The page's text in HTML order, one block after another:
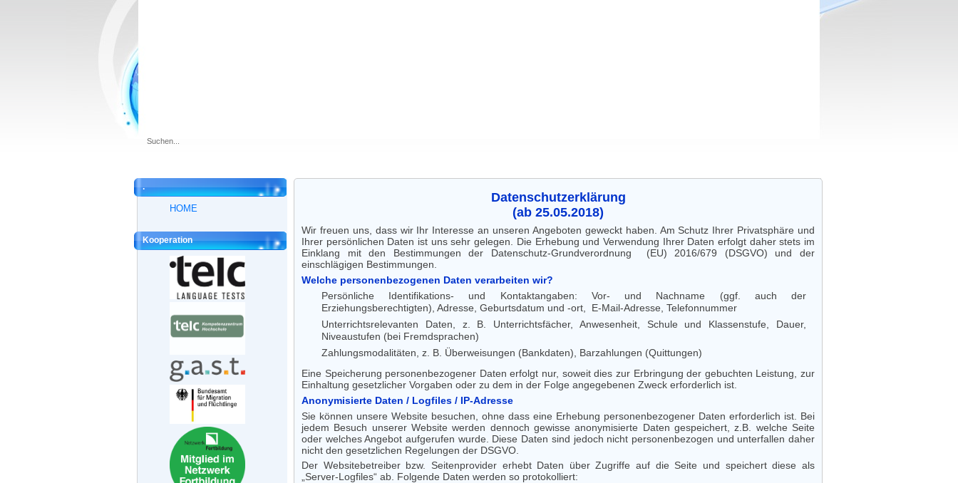
.
HOME
Kooperation
Datenschutzerklärung
(ab 25.05.2018)
Wir freuen uns, dass wir Ihr Interesse an unseren Angeboten geweckt haben. Am Schutz Ihrer Privatsphäre und
Ihrer persönlichen Daten ist uns sehr gelegen. Die Erhebung und Verwendung Ihrer Daten erfolgt daher stets im
Einklang mit den Bestimmungen der Datenschutz-Grundverordnung (EU) 2016/679 (DSGVO) und der
einschlägigen Bestimmungen.
Welche personenbezogenen Daten verarbeiten wir?
Persönliche Identifikations- und Kontaktangaben: Vor- und Nachname (ggf. auch der
Erziehungsberechtigten), Adresse, Geburtsdatum und -ort, E-Mail-Adresse, Telefonnummer
Unterrichtsrelevanten Daten, z. B. Unterrichtsfächer, Anwesenheit, Schule und Klassenstufe, Dauer,
Niveaustufen (bei Fremdsprachen)
Zahlungsmodalitäten, z. B. Überweisungen (Bankdaten), Barzahlungen (Quittungen)
Eine Speicherung personenbezogener Daten erfolgt nur, soweit dies zur Erbringung der gebuchten Leistung, zur
Einhaltung gesetzlicher Vorgaben oder zu dem in der Folge angegebenen Zweck erforderlich ist.
Anonymisierte Daten / Logfiles / IP-Adresse
Sie können unsere Website besuchen, ohne dass eine Erhebung personenbezogener Daten erforderlich ist. Bei
jedem Besuch unserer Website werden dennoch gewisse anonymisierte Daten gespeichert, z.B. welche Seite
oder welches Angebot aufgerufen wurde. Diese Daten sind jedoch nicht personenbezogen und unterfallen daher
nicht den gesetzlichen Regelungen der DSGVO.
Der Websitebetreiber bzw. Seitenprovider erhebt Daten über Zugriffe auf die Seite und speichert diese als
„Server-Logfiles“ ab. Folgende Daten werden so protokolliert: